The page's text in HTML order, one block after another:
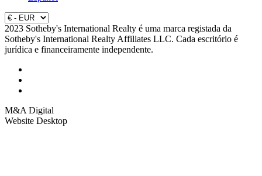
2023 Sotheby's International Realty é uma marca registada da
Sotheby's International Realty Affiliates LLC. Cada escritório é
jurídica e financeiramente independente.
M&A Digital
Website Desktop